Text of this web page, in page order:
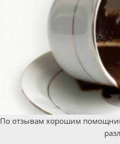
По отзывам хорошим